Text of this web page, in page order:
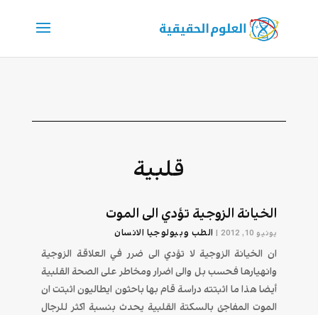
قلبية
الخيانة الزوجية تؤدي الی الموت
يونيو 10, 2012 | الطب وبيولوجيا الانسان
ان الخیانة الزوجیة لا تؤدي الی ضرر في العلاقة الزوجیة
وانهیارها فحسب بل والی اضرار ومخاطر علی الصحة القلبیة
أیضا هذا ما اثبتته دراسة قام بها باحثون ایطالیون اثبتت ان
الموت المفاجئ بالسكتة القلبیة یحدث بنسبة اكثر للرجال